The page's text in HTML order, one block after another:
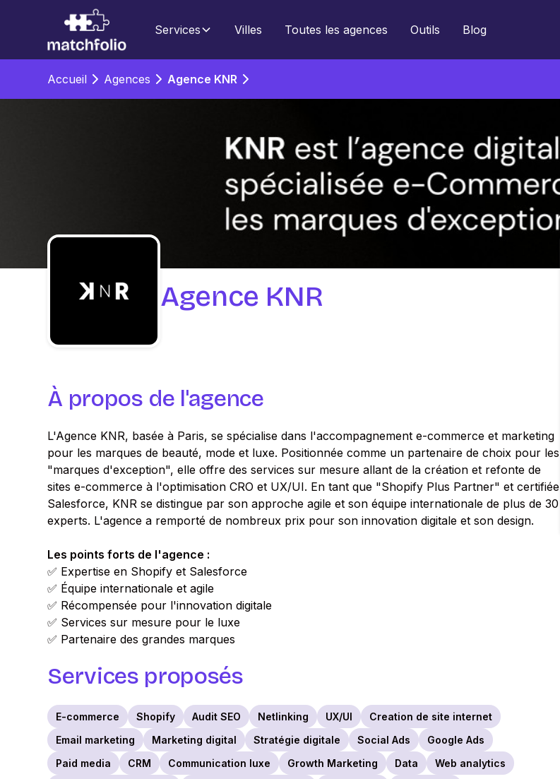
Services Villes Toutes les agences Outils Blog
Accueil Agences Agence KNR
Agence KNR
À propos de l'agence
L'Agence KNR, basée à Paris, se spécialise dans l'accompagnement e-commerce et marketing
pour les marques de beauté, mode et luxe. Positionnée comme un partenaire de choix pour les
"marques d'exception", elle offre des services sur mesure allant de la création et refonte de
sites e-commerce à l'optimisation CRO et UX/UI. En tant que "Shopify Plus Partner" et certifiée
Salesforce, KNR se distingue par son approche agile et son équipe internationale de plus de 30
experts. L'agence a remporté de nombreux prix pour son innovation digitale et son design.
Les points forts de l'agence :
✅ Expertise en Shopify et Salesforce
✅ Équipe internationale et agile
✅ Récompensée pour l'innovation digitale
✅ Services sur mesure pour le luxe
✅ Partenaire des grandes marques
Services proposés
E-commerce Shopify Audit SEO Netlinking UX/UI
Creation de site internet
Email marketing
Marketing digital Stratégie digitale Social Ads
Google Ads
Paid media
CRM Communication luxe Growth Marketing Data
Web analytics